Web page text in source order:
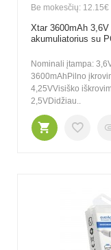
Be mokesčių: 12.15€
Xtar 3600mAh 3,6V
akumuliatorius su
Nominali įtampa:
3600mAhPilno
4,25VVisiško
2,5VDidžiau..